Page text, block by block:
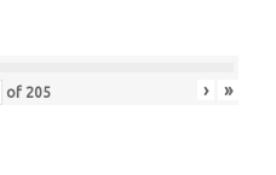
of 205 › »